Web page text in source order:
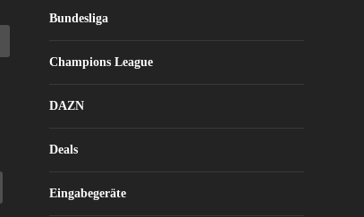
Bundesliga
Champions League
DAZN
Deals
Eingabegeräte